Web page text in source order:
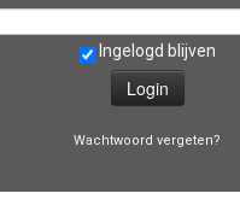
Ingelogd blijven
Wachtwoord vergeten?